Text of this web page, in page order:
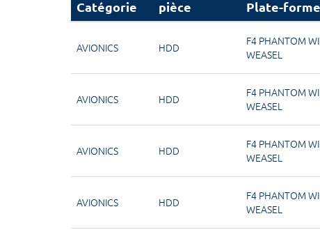
Catégorie
pièce
Plate-forme
AVIONICS HDD F4 PHANTOM
WEASEL
AVIONICS HDD F4 PHANTOM
WEASEL
AVIONICS HDD F4 PHANTOM
WEASEL
AVIONICS HDD F4 PHANTOM
WEASEL